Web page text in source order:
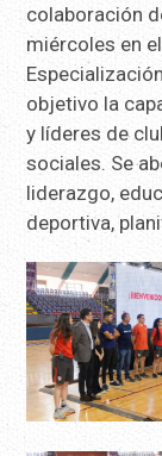
colaboración
miércoles en
objetivo la
y líderes de
sociales. Se
liderazgo,
deportiva,